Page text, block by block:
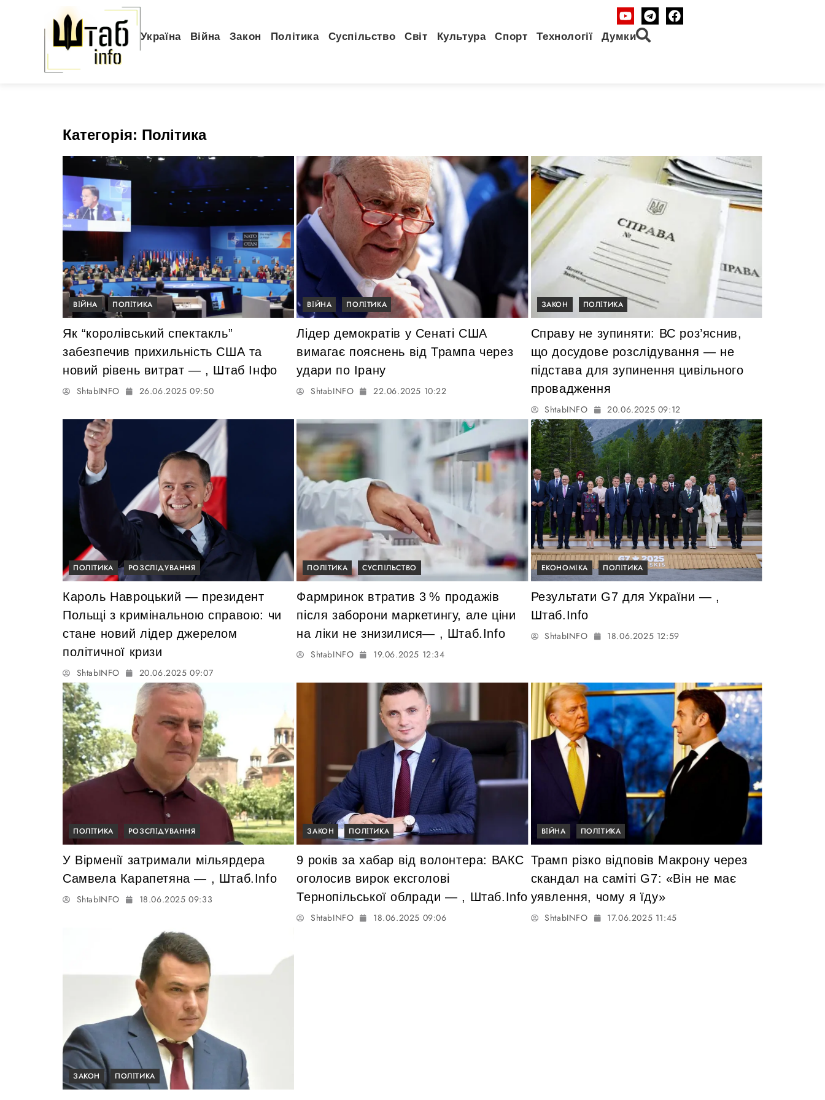
Україна Війна Закон Політика Суспільство Світ Культура Спорт Технології Думки
Категорія: Політика
ВІЙНА ПОЛІТИКА
Як “королівський спектакль”
забезпечив прихильність США та
новий рівень витрат — , Штаб Інфо
ShtabINFO 26.06.2025 09:50
ВІЙНА ПОЛІТИКА
Лідер демократів у Сенаті США
вимагає пояснень від Трампа через
удари по Ірану
ShtabINFO 22.06.2025 10:22
ЗАКОН ПОЛІТИКА
Справу не зупиняти: ВС роз’яснив,
що досудове розслідування — не
підстава для зупинення цивільного
провадження
ShtabINFO 20.06.2025 09:12
ПОЛІТИКА РОЗСЛІДУВАННЯ
Кароль Навроцький — президент
Польщі з кримінальною справою: чи
стане новий лідер джерелом
політичної кризи
ShtabINFO 20.06.2025 09:07
ПОЛІТИКА СУСПІЛЬСТВО
Фармринок втратив 3 % продажів
після заборони маркетингу, але ціни
на ліки не знизилися— , Штаб.Info
ShtabINFO 19.06.2025 12:34
ЕКОНОМІКА ПОЛІТИКА
Результати G7 для України — ,
Штаб.Info
ShtabINFO 18.06.2025 12:59
ПОЛІТИКА РОЗСЛІДУВАННЯ
У Вірменії затримали мільярдера
Самвела Карапетяна — , Штаб.Info
ShtabINFO 18.06.2025 09:33
ЗАКОН ПОЛІТИКА
9 років за хабар від волонтера: ВАКС
оголосив вирок ексголові
Тернопільської облради — , Штаб.Info
ShtabINFO 18.06.2025 09:06
ВІЙНА ПОЛІТИКА
Трамп різко відповів Макрону через
скандал на саміті G7: «Він не має
уявлення, чому я їду»
ShtabINFO 17.06.2025 11:45
ЗАКОН ПОЛІТИКА